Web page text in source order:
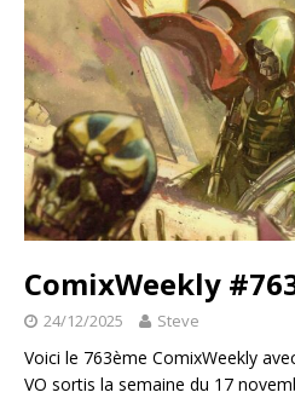
ComixWeekly
24/12/2025 Steve
Voici le 763ème ComixWeekly
VO sortis la semaine du 17